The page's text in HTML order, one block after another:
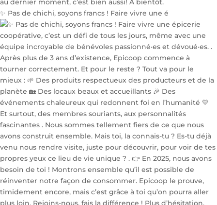
✨ Pas de chichi, soyons francs ! Faire vivre une é